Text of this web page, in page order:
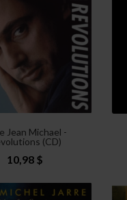
Jean Michael -
(CD)
10,98 $